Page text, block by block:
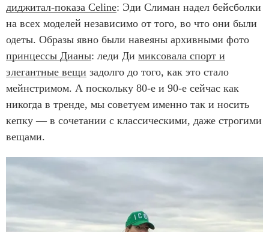
диджитал-показа Celine: Эди Слиман надел бейсболки
на всех моделей независимо от того, во что они были
одеты. Образы явно были навеяны архивными фото
принцессы Дианы: леди Ди миксовала спорт и
элегантные вещи задолго до того, как это стало
мейнстримом. А поскольку 80-е и 90-е сейчас как
никогда в тренде, мы советуем именно так и носить
кепку — в сочетании с классическими, даже строгими
вещами.